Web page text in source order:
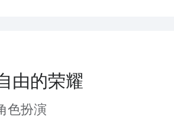
由的荣耀
色扮演